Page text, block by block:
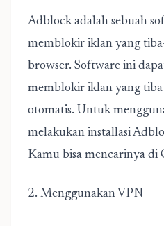
Adblock adalah sebuah
memblokir iklan yang
browser. Software ini
memblokir iklan yang
otomatis. Untuk
melakukan installasi
Kamu bisa mencarinya di
2. Menggunakan VPN